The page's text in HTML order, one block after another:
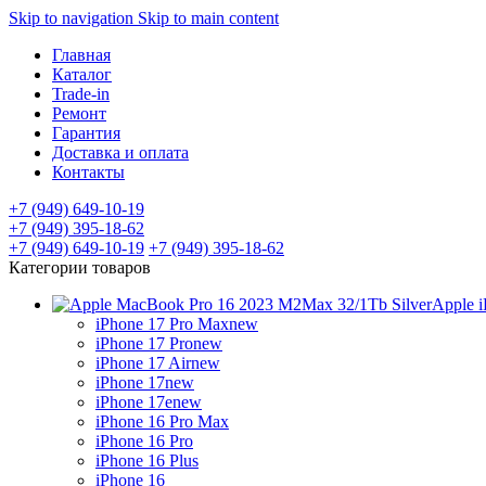
Skip to navigation Skip to main content
Главная
Каталог
Trade-in
Ремонт
Гарантия
Доставка и оплата
Контакты
+7 (949) 649-10-19
+7 (949) 395-18-62
+7 (949) 649-10-19 +7 (949) 395-18-62
Категории товаров
Apple
iPhone 17 Pro Maxnew
iPhone 17 Pronew
iPhone 17 Airnew
iPhone 17new
iPhone 17enew
iPhone 16 Pro Max
iPhone 16 Pro
iPhone 16 Plus
iPhone 16